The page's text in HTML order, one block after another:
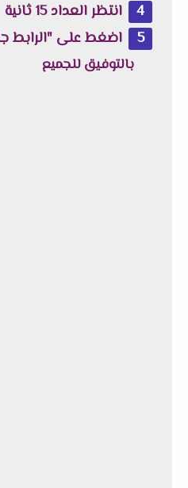
انتظر العداد 15 ثانية
اضغط على "الرابط
بالتوفيق للجميع